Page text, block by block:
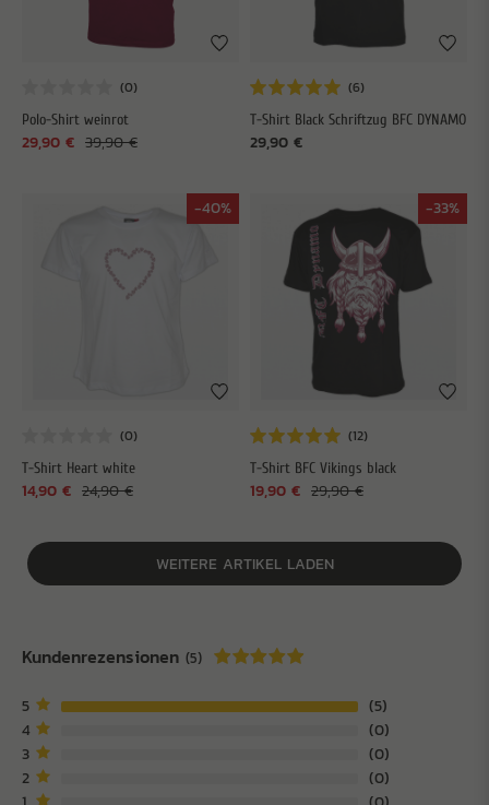
Polo-Shirt weinrot
39,90 €
29,90 €
T-Shirt Black Schriftzug BFC DYNAMO
29,90 €
-40%
T-Shirt Heart white
24,90 €
14,90 €
-33%
T-Shirt BFC Vikings black
29,90 €
19,90 €
WEITERE ARTIKEL LADEN
Kundenrezensionen (5)
5
5
4
0
3
0
2
0